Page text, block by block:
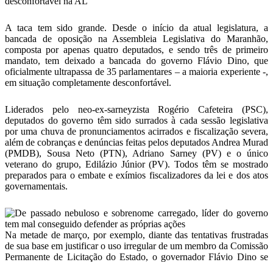
A taca tem sido grande. Desde o início da atual legislatura, a
bancada de oposição na Assembleia Legislativa do Maranhão,
composta por apenas quatro deputados, e sendo três de primeiro
mandato, tem deixado a bancada do governo Flávio Dino, que
oficialmente ultrapassa de 35 parlamentares – a maioria experiente -,
em situação completamente desconfortável.
Liderados pelo neo-ex-sarneyzista Rogério Cafeteira (PSC),
deputados do governo têm sido surrados à cada sessão legislativa
por uma chuva de pronunciamentos acirrados e fiscalização severa,
além de cobranças e denúncias feitas pelos deputados Andrea Murad
(PMDB), Sousa Neto (PTN), Adriano Sarney (PV) e o único
veterano do grupo, Edilázio Júnior (PV). Todos têm se mostrado
preparados para o embate e exímios fiscalizadores da lei e dos atos
governamentais.
Na metade de março, por exemplo, diante das tentativas frustradas
de sua base em justificar o uso irregular de um membro da Comissão
Permanente de Licitação do Estado, o governador Flávio Dino se